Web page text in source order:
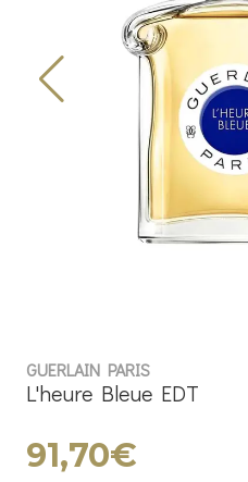
GUERLAIN PARIS
L'heure Bleue EDT
91,70€